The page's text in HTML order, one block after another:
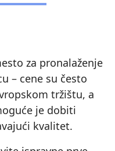
za pronalaženje
– cene su često
tržištu, a
je dobiti
kvalitet.